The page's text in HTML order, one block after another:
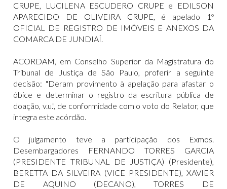
CRUPE, LUCILENA ESCUDERO CRUPE e EDILSON
APARECIDO DE OLIVEIRA CRUPE, é apelado 1º
OFICIAL DE REGISTRO DE IMÓVEIS E ANEXOS DA
COMARCA DE JUNDIAÍ.
ACORDAM, em Conselho Superior da Magistratura do
Tribunal de Justiça de São Paulo, proferir a seguinte
decisão: "Deram provimento à apelação para afastar o
óbice e determinar o registro da escritura pública de
doação, v.u.", de conformidade com o voto do Relator, que
integra este acórdão.
O julgamento teve a participação dos Exmos.
Desembargadores FERNANDO TORRES GARCIA
(PRESIDENTE TRIBUNAL DE JUSTIÇA) (Presidente),
BERETTA DA SILVEIRA (VICE PRESIDENTE), XAVIER
DE AQUINO (DECANO), TORRES DE